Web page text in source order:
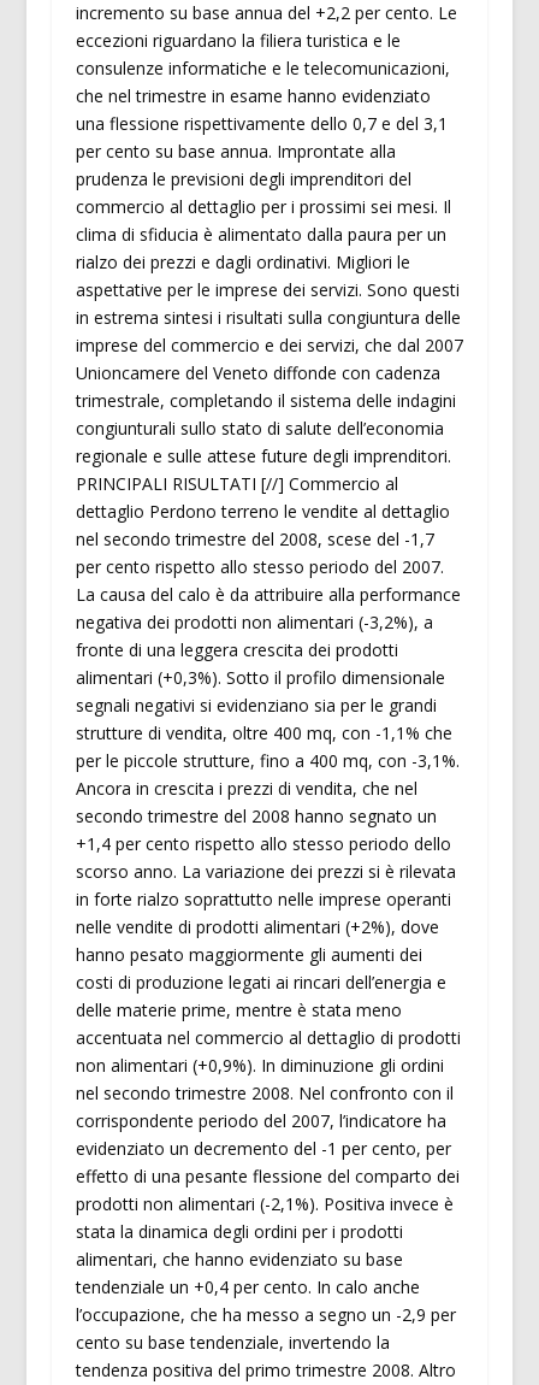
incremento su base annua del +2,2 per cento. Le
eccezioni riguardano la filiera turistica e le
consulenze informatiche e le telecomunicazioni,
che nel trimestre in esame hanno evidenziato
una flessione rispettivamente dello 0,7 e del 3,1
per cento su base annua. Improntate alla
prudenza le previsioni degli imprenditori del
commercio al dettaglio per i prossimi sei mesi. Il
clima di sfiducia è alimentato dalla paura per un
rialzo dei prezzi e dagli ordinativi. Migliori le
aspettative per le imprese dei servizi. Sono questi
in estrema sintesi i risultati sulla congiuntura delle
imprese del commercio e dei servizi, che dal 2007
Unioncamere del Veneto diffonde con cadenza
trimestrale, completando il sistema delle indagini
congiunturali sullo stato di salute dell’economia
regionale e sulle attese future degli imprenditori.
PRINCIPALI RISULTATI [//] Commercio al
dettaglio Perdono terreno le vendite al dettaglio
nel secondo trimestre del 2008, scese del -1,7
per cento rispetto allo stesso periodo del 2007.
La causa del calo è da attribuire alla performance
negativa dei prodotti non alimentari (-3,2%), a
fronte di una leggera crescita dei prodotti
alimentari (+0,3%). Sotto il profilo dimensionale
segnali negativi si evidenziano sia per le grandi
strutture di vendita, oltre 400 mq, con -1,1% che
per le piccole strutture, fino a 400 mq, con -3,1%.
Ancora in crescita i prezzi di vendita, che nel
secondo trimestre del 2008 hanno segnato un
+1,4 per cento rispetto allo stesso periodo dello
scorso anno. La variazione dei prezzi si è rilevata
in forte rialzo soprattutto nelle imprese operanti
nelle vendite di prodotti alimentari (+2%), dove
hanno pesato maggiormente gli aumenti dei
costi di produzione legati ai rincari dell’energia e
delle materie prime, mentre è stata meno
accentuata nel commercio al dettaglio di prodotti
non alimentari (+0,9%). In diminuzione gli ordini
nel secondo trimestre 2008. Nel confronto con il
corrispondente periodo del 2007, l’indicatore ha
evidenziato un decremento del -1 per cento, per
effetto di una pesante flessione del comparto dei
prodotti non alimentari (-2,1%). Positiva invece è
stata la dinamica degli ordini per i prodotti
alimentari, che hanno evidenziato su base
tendenziale un +0,4 per cento. In calo anche
l’occupazione, che ha messo a segno un -2,9 per
cento su base tendenziale, invertendo la
tendenza positiva del primo trimestre 2008. Altro